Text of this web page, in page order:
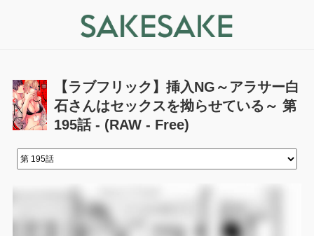
【ラブフリック】挿入NG～アラサー白
石さんはセックスを拗らせている～ 第
195話 - (RAW - Free)